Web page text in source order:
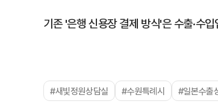
기존 '은행 신용장 결제 방식'은 수출·수
#새빛정원상담실 #수원특례시 #일본수출